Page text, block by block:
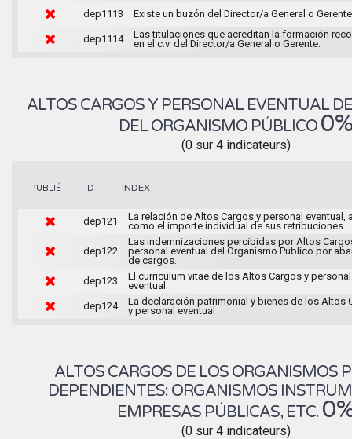
dep1113
Existe un buzón del Director/a General o
dep1114
Las titulaciones que acreditan la formación
en el c.v. del Director/a General o Gerente.
ALTOS CARGOS Y PERSONAL EVENTUAL
DEL ORGANISMO PÚBLICO 0%
(0 sur 4 indicateurs)
PUBLIÉ ID INDEX
dep121
La relación de Altos Cargos y personal eventual,
como el importe individual de sus retribuciones.
dep122
Las indemnizaciones percibidas por Altos
personal eventual del Organismo Público por
de cargos.
dep123
El curriculum vitae de los Altos Cargos y personal
eventual.
dep124
La declaración patrimonial y bienes de los Altos
y personal eventual
ALTOS CARGOS DE LOS ORGANISMOS
DEPENDIENTES: ORGANISMOS
EMPRESAS PÚBLICAS, ETC.
(0 sur 4 indicateurs)